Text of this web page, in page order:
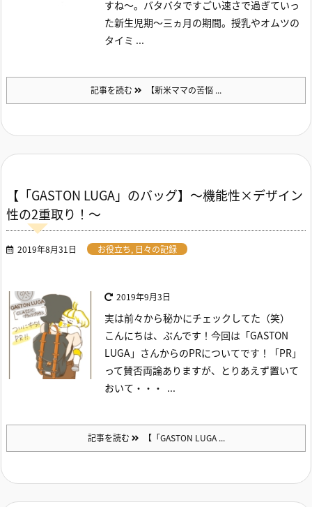
すね～。 バタバタですごい速さで過ぎていっ
た新生児期～三ヵ月の期間。授乳やオムツの
タイミ ...
記事を読む 【新米ママの苦悩 ...
【「GASTON LUGA」のバッグ】～機能性×デザイン
性の2重取り！～
2019年8月31日 お役立ち, 日々の記録
2019年9月3日
実は前々から秘かにチェックしてた（笑）
こんにちは、ぶんです！ 今回は「GASTON
LUGA」さんからのPRについてです！
「PR」
って賛否両論ありますが、とりあえず置いて
おいて・・・ ...
記事を読む 【「GASTON LUGA ...